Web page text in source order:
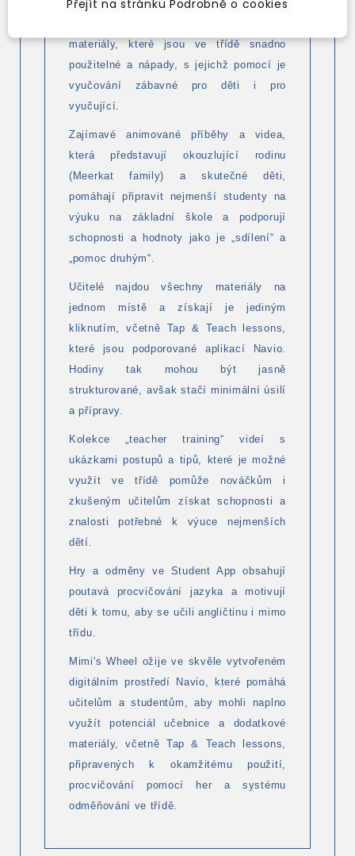
autorka učebnic pro mládež. Její jméno je
materiály, které jsou ve třídě snadno
použitelné a nápady, s jejichž pomocí je
vyučování zábavné pro děti i pro
vyučující.
Zajímavé animované příběhy a videa,
která představují okouzlující rodinu
(Meerkat family) a skutečné děti,
pomáhají připravit nejmenší studenty na
výuku na základní škole a podporují
schopnosti a hodnoty jako je „sdílení“ a
„pomoc druhým“.
Učitelé najdou všechny materiály na
jednom místě a získají je jediným
kliknutím, včetně Tap & Teach lessons,
které jsou podporované aplikací Navio.
Hodiny tak mohou být jasně
strukturované, avšak stačí minimální úsilí
a přípravy.
Kolekce „teacher training“ videí s
ukázkami postupů a tipů, které je možné
využít ve třídě pomůže nováčkům i
zkušeným učitelům získat schopnosti a
znalosti potřebné k výuce nejmenších
dětí.
Hry a odměny ve Student App obsahují
poutavá procvičování jazyka a motivují
děti k tomu, aby se učili angličtinu i mimo
třídu.
Mimi's Wheel ožije ve skvěle vytvořeném
digitálním prostředí Navio, které pomáhá
učitelům a studentům, aby mohli naplno
využít potenciál učebnice a dodatkové
materiály, včetně Tap & Teach lessons,
připravených k okamžitému použití,
procvičování pomocí her a systému
odměňování ve třídě.
Přejít na stránku Podrobně o cookies